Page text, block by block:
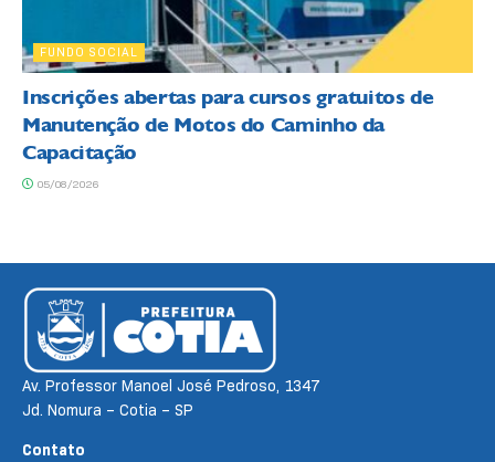
FUNDO SOCIAL
Inscrições abertas para cursos gratuitos de
Manutenção de Motos do Caminho da
Capacitação
05/08/2026
Av. Professor Manoel José Pedroso, 1347
Jd. Nomura – Cotia – SP
Contato